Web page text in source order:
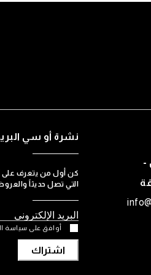
-
نشرة أو سي
كن أول من يتعرف على
التي تصل حديثاً
أوافق على سياسة
اشتراك